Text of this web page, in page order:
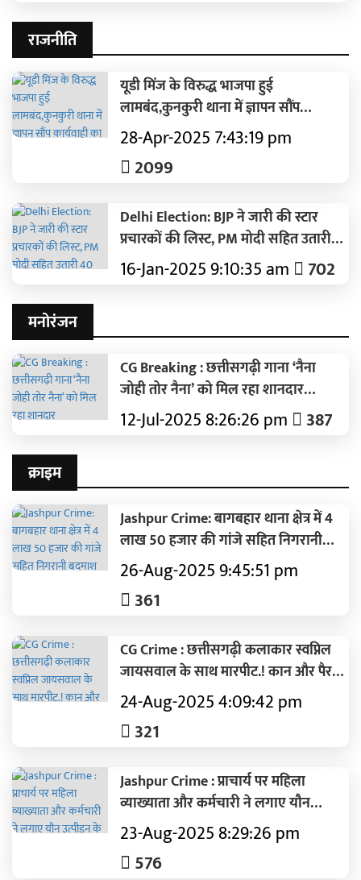
राजनीति
यूडी मिंज के विरुद्ध भाजपा हुई
लामबंद,कुनकुरी थाना में ज्ञापन सौंप
कार्यवाही का हुआ मांग
28-Apr-2025 7:43:19 pm
2099
Delhi Election: BJP ने जारी की स्टार
प्रचारकों की लिस्ट, PM मोदी सहित उतारी
40 दिग्गजों की फौज
16-Jan-2025 9:10:35 am 702
मनोरंजन
CG Breaking : छत्तीसगढ़ी गाना ‘नैना
जोही तोर नैना’ को मिल रहा शानदार
रिस्पॉन्स..कंचन जोशी और गौरव ने दी है
आवाज..पढ़ें पूरी ख़बर
12-Jul-2025 8:26:26 pm 387
क्राइम
Jashpur Crime: बागबहार थाना क्षेत्र में 4
लाख 50 हजार की गांजे सहित निगरानी
बदमाश गिरफ्तार.! आरोपी की स्कॉर्पियो
वाहन व एक स्कूटी भी जब्त.. पढ़ें पूरी ख़बर
26-Aug-2025 9:45:51 pm
361
CG Crime : छत्तीसगढ़ी कलाकार स्वप्निल
जायसवाल के साथ मारपीट.! कान और पैर में
आई गंभीर चोट..पढ़ें पूरी ख़बर
24-Aug-2025 4:09:42 pm
321
Jashpur Crime : प्राचार्य पर महिला
व्याख्याता और कर्मचारी ने लगाए यौन
उत्पीड़न के आरोप..पुलिस ने किया
गिरफ्तार..पढ़ें पूरी समाचार
23-Aug-2025 8:29:26 pm
576